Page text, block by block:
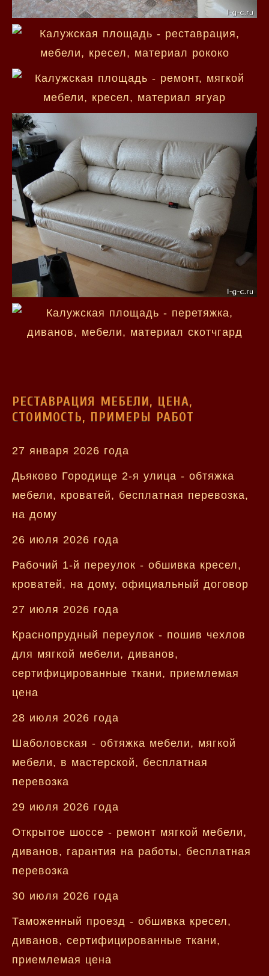
РЕСТАВРАЦИЯ МЕБЕЛИ, ЦЕНА,
СТОИМОСТЬ, ПРИМЕРЫ РАБОТ
27 января 2026 года
Дьяково Городище 2-я улица - обтяжка
мебели, кроватей, бесплатная перевозка,
на дому
26 июля 2026 года
Рабочий 1-й переулок - обшивка кресел,
кроватей, на дому, официальный договор
27 июля 2026 года
Краснопрудный переулок - пошив чехлов
для мягкой мебели, диванов,
сертифицированные ткани, приемлемая
цена
28 июля 2026 года
Шаболовская - обтяжка мебели, мягкой
мебели, в мастерской, бесплатная
перевозка
29 июля 2026 года
Открытое шоссе - ремонт мягкой мебели,
диванов, гарантия на работы, бесплатная
перевозка
30 июля 2026 года
Таможенный проезд - обшивка кресел,
диванов, сертифицированные ткани,
приемлемая цена